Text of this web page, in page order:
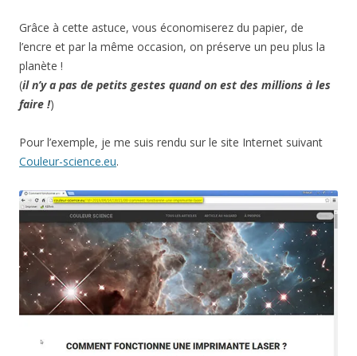
Grâce à cette astuce, vous économiserez du papier, de
l’encre et par la même occasion, on préserve un peu plus la
planète !
(il n’y a pas de petits gestes quand on est des millions à les
faire !)
Pour l’exemple, je me suis rendu sur le site Internet suivant
Couleur-science.eu.